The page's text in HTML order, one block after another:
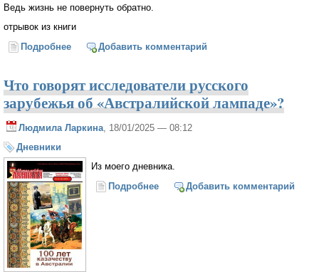
Ведь жизнь не повернуть обратно.
отрывок из книги
Подробнее о Есть смысл в мельканьи дней 7
Добавить комментарий
Что говорят исследователи русского
зарубежья об «Австралийской лампаде»?
Людмила Ларкина, 18/01/2025 — 08:12
Дневники
Из моего дневника.
Подробнее о Что говорят исследователи
Добавить комментарий